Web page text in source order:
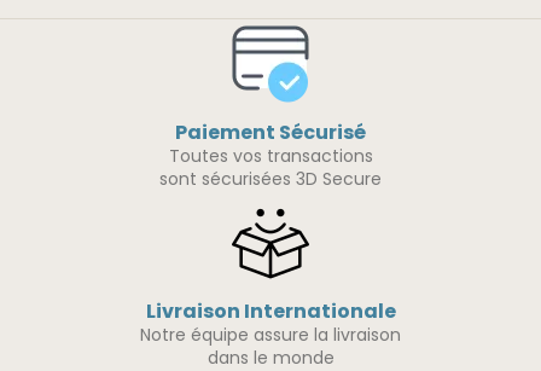
Paiement Sécurisé
Toutes vos transactions
sont sécurisées 3D Secure
Livraison Internationale
Notre équipe assure la livraison
dans le monde